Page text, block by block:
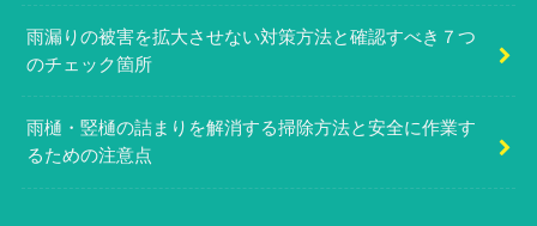
雨漏りの被害を拡大させない対策方法と確認すべき７つ
のチェック箇所
雨樋・竪樋の詰まりを解消する掃除方法と安全に作業す
るための注意点